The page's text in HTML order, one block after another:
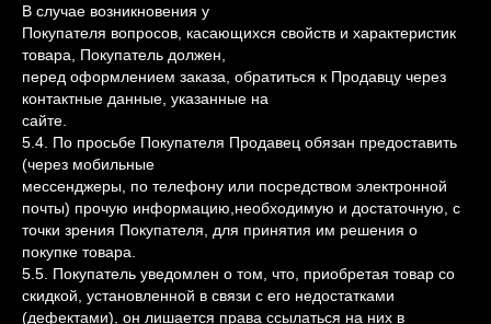
В случае возникновения у
Покупателя вопросов, касающихся свойств и характеристик
товара, Покупатель должен,
перед оформлением заказа, обратиться к Продавцу через
контактные данные, указанные на
сайте.
5.4. По просьбе Покупателя Продавец обязан предоставить
(через мобильные
мессенджеры, по телефону или посредством электронной
почты) прочую информацию,необходимую и достаточную, с
точки зрения Покупателя, для принятия им решения о
покупке товара.
5.5. Покупатель уведомлен о том, что, приобретая товар со
скидкой, установленной в связи с его недостатками
(дефектами), он лишается права ссылаться на них в